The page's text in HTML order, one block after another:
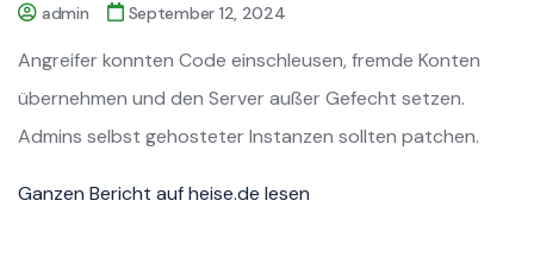
admin September 12, 2024
Angreifer konnten Code einschleusen, fremde Konten
übernehmen und den Server außer Gefecht setzen.
Admins selbst gehosteter Instanzen sollten patchen.
Ganzen Bericht auf heise.de lesen